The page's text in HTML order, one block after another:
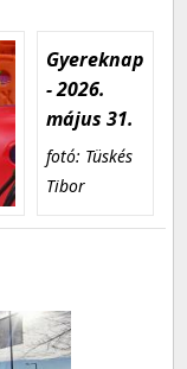
Gyereknap
- 2026.
május 31.
fotó: Tüskés
Tibor